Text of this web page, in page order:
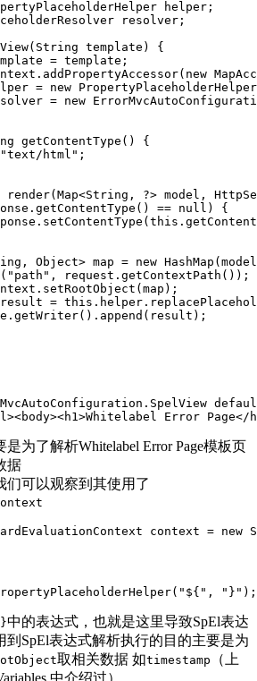
helper;
resolver;
template) {
= template;
= new
= new
getContentType() {
html";
render(Map<String, ?> model,
== null) {
Object> map = new
request.getContextPath());
=
Error
是为了解析Whitelabel Error Page模板页
据
们可以观察到其使用了
context = new
"}");
中的表达式，也就是这里导致SpEl表达
到SpEl表达式解析执行的目的主要是为
取相关数据 如timestamp
（上